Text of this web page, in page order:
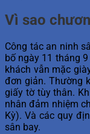
Vì sao
Công tác an ninh
bố ngày 11 tháng
khách vẫn mặc
đơn giản. Thường
giấy tờ tùy thân.
nhân đảm nhiệm
Kỳ). Và các quy
sân bay.